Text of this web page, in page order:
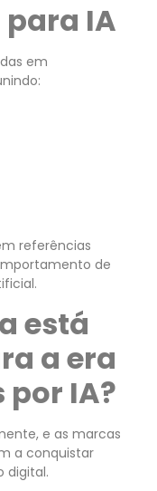
IA
em
referências
de
está
a era
IA?
e as marcas
a conquistar
digital.